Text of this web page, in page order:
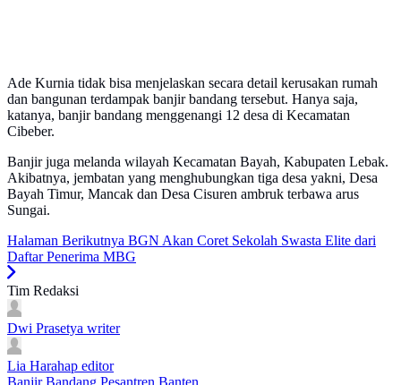
Ade Kurnia tidak bisa menjelaskan secara detail kerusakan rumah
dan bangunan terdampak banjir bandang tersebut. Hanya saja,
katanya, banjir bandang menggenangi 12 desa di Kecamatan
Cibeber.
Banjir juga melanda wilayah Kecamatan Bayah, Kabupaten Lebak.
Akibatnya, jembatan yang menghubungkan tiga desa yakni, Desa
Bayah Timur, Mancak dan Desa Cisuren ambruk terbawa arus
Sungai.
Halaman Berikutnya BGN Akan Coret Sekolah Swasta Elite dari
Daftar Penerima MBG
Tim Redaksi
Dwi Prasetya writer
Lia Harahap editor